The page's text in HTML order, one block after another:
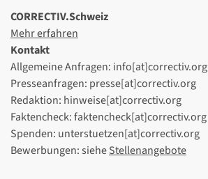
CORRECTIV.Schweiz
Mehr erfahren
Kontakt
Allgemeine Anfragen: info[at]correctiv.org
Presseanfragen: presse[at]correctiv.org
Redaktion: hinweise[at]correctiv.org
Faktencheck: faktencheck[at]correctiv.org
Spenden: unterstuetzen[at]correctiv.org
Bewerbungen: sieheStellenangebote